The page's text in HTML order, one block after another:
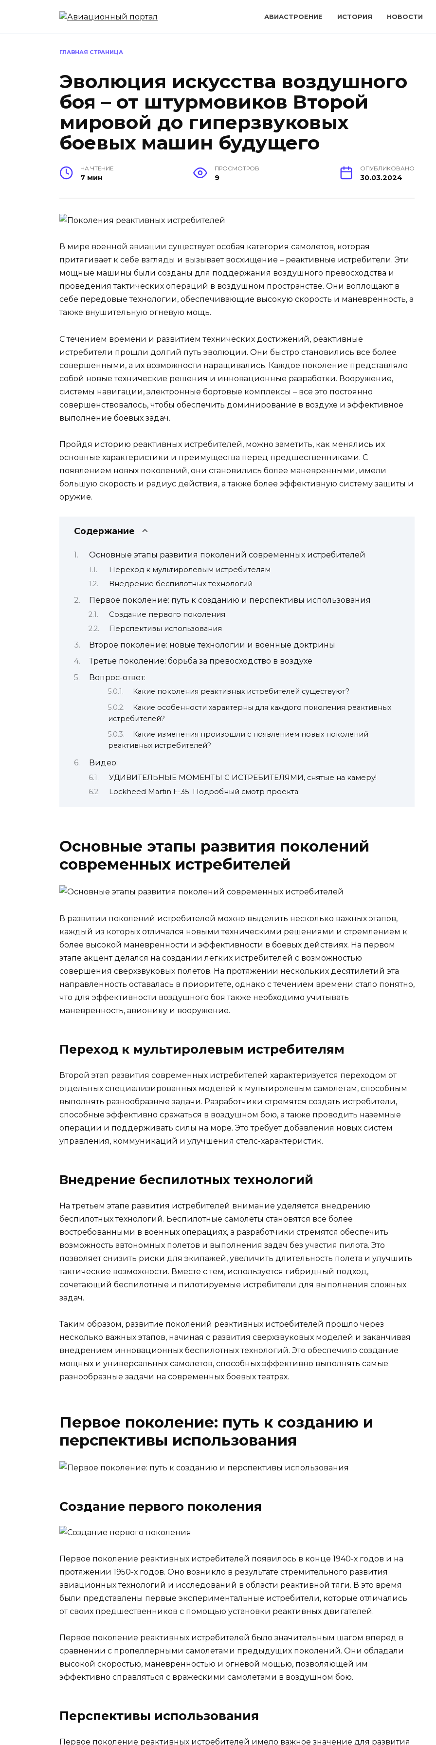
АВИАСТРОЕНИЕ ИСТОРИЯ НОВОСТИ
ГЛАВНАЯ СТРАНИЦА
Эволюция искусства воздушного
боя – от штурмовиков Второй
мировой до гиперзвуковых
боевых машин будущего
НА ЧТЕНИЕ
7 мин
ПРОСМОТРОВ
9
ОПУБЛИКОВАНО
30.03.2024
В мире военной авиации существует особая категория самолетов, которая
притягивает к себе взгляды и вызывает восхищение – реактивные истребители. Эти
мощные машины были созданы для поддержания воздушного превосходства и
проведения тактических операций в воздушном пространстве. Они воплощают в
себе передовые технологии, обеспечивающие высокую скорость и маневренность, а
также внушительную огневую мощь.
С течением времени и развитием технических достижений, реактивные
истребители прошли долгий путь эволюции. Они быстро становились все более
совершенными, а их возможности наращивались. Каждое поколение представляло
собой новые технические решения и инновационные разработки. Вооружение,
системы навигации, электронные бортовые комплексы – все это постоянно
совершенствовалось, чтобы обеспечить доминирование в воздухе и эффективное
выполнение боевых задач.
Пройдя историю реактивных истребителей, можно заметить, как менялись их
основные характеристики и преимущества перед предшественниками. С
появлением новых поколений, они становились более маневренными, имели
большую скорость и радиус действия, а также более эффективную систему защиты и
оружие.
Содержание
Основные этапы развития поколений современных истребителей
Переход к мультиролевым истребителям
Внедрение беспилотных технологий
Первое поколение: путь к созданию и перспективы использования
Создание первого поколения
Перспективы использования
Второе поколение: новые технологии и военные доктрины
Третье поколение: борьба за превосходство в воздухе
Вопрос-ответ:
Какие поколения реактивных истребителей существуют?
Какие особенности характерны для каждого поколения реактивных
истребителей?
Какие изменения произошли с появлением новых поколений
реактивных истребителей?
Видео:
УДИВИТЕЛЬНЫЕ МОМЕНТЫ С ИСТРЕБИТЕЛЯМИ, снятые на камеру!
Lockheed Martin F-35. Подробный смотр проекта
Основные этапы развития поколений
современных истребителей
В развитии поколений истребителей можно выделить несколько важных этапов,
каждый из которых отличался новыми техническими решениями и стремлением к
более высокой маневренности и эффективности в боевых действиях. На первом
этапе акцент делался на создании легких истребителей с возможностью
совершения сверхзвуковых полетов. На протяжении нескольких десятилетий эта
направленность оставалась в приоритете, однако с течением времени стало понятно,
что для эффективности воздушного боя также необходимо учитывать
маневренность, авионику и вооружение.
Переход к мультиролевым истребителям
Второй этап развития современных истребителей характеризуется переходом от
отдельных специализированных моделей к мультиролевым самолетам, способным
выполнять разнообразные задачи. Разработчики стремятся создать истребители,
способные эффективно сражаться в воздушном бою, а также проводить наземные
операции и поддерживать силы на море. Это требует добавления новых систем
управления, коммуникаций и улучшения стелс-характеристик.
Внедрение беспилотных технологий
На третьем этапе развития истребителей внимание уделяется внедрению
беспилотных технологий. Беспилотные самолеты становятся все более
востребованными в военных операциях, а разработчики стремятся обеспечить
возможность автономных полетов и выполнения задач без участия пилота. Это
позволяет снизить риски для экипажей, увеличить длительность полета и улучшить
тактические возможности. Вместе с тем, используется гибридный подход,
сочетающий беспилотные и пилотируемые истребители для выполнения сложных
задач.
Таким образом, развитие поколений реактивных истребителей прошло через
несколько важных этапов, начиная с развития сверхзвуковых моделей и заканчивая
внедрением инновационных беспилотных технологий. Это обеспечило создание
мощных и универсальных самолетов, способных эффективно выполнять самые
разнообразные задачи на современных боевых театрах.
Первое поколение: путь к созданию и
перспективы использования
Создание первого поколения
Первое поколение реактивных истребителей появилось в конце 1940-х годов и на
протяжении 1950-х годов. Оно возникло в результате стремительного развития
авиационных технологий и исследований в области реактивной тяги. В это время
были представлены первые экспериментальные истребители, которые отличались
от своих предшественников с помощью установки реактивных двигателей.
Первое поколение реактивных истребителей было значительным шагом вперед в
сравнении с пропеллерными самолетами предыдущих поколений. Они обладали
высокой скоростью, маневренностью и огневой мощью, позволяющей им
эффективно справляться с вражескими самолетами в воздушном бою.
Перспективы использования
Первое поколение реактивных истребителей имело важное значение для развития